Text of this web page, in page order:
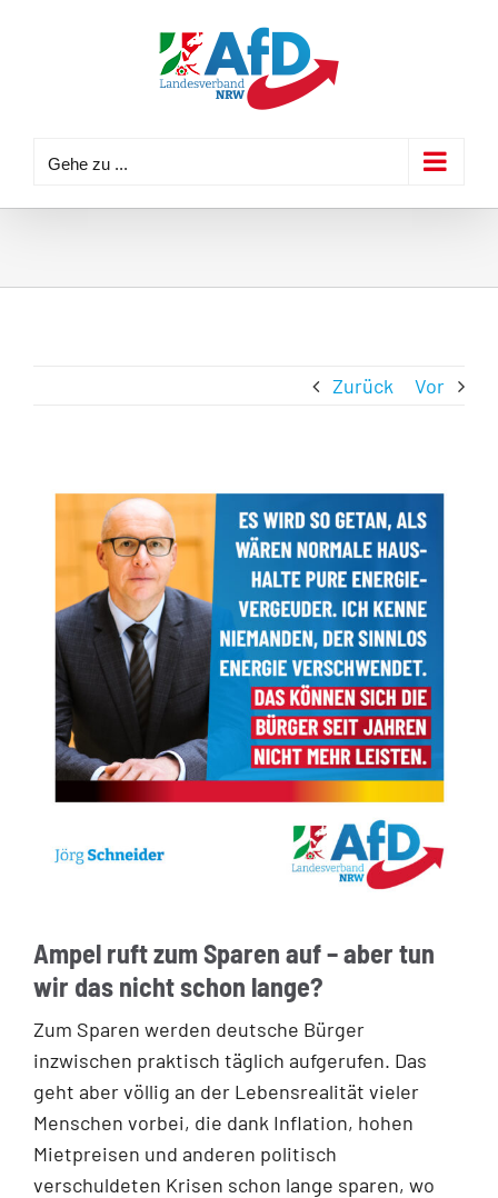
Gehe zu ...
Zurück Vor
Ampel ruft zum Sparen auf – aber tun
wir das nicht schon lange?
Zum Sparen werden deutsche Bürger
inzwischen praktisch täglich aufgerufen. Das
geht aber völlig an der Lebensrealität vieler
Menschen vorbei, die dank Inflation, hohen
Mietpreisen und anderen politisch
verschuldeten Krisen schon lange sparen, wo